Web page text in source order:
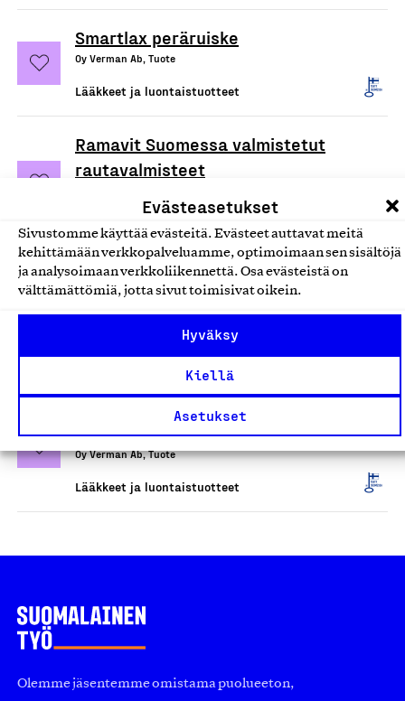
Evästeasetukset
Sivustomme käyttää evästeitä. Evästeet auttavat meitä
kehittämään verkkopalveluamme, optimoimaan sen sisältöjä
ja analysoimaan verkkoliikennettä. Osa evästeistä on
välttämättömiä, jotta sivut toimisivat oikein.
Hyväksy
Kiellä
Asetukset
Smartlax peräruiske
Oy Verman Ab, Tuote
Lääkkeet ja luontaistuotteet
Ramavit Suomessa valmistetut
rautavalmisteet
Dent Plus hammaskiillettä
vahvistavat valmisteet
Lääkkeet ja luontaistuotteet
Bioteekki Suomessa
valmistetut ravintolisät
Oy Verman Ab, Tuote
Lääkkeet ja luontaistuotteet
Olemme jäsentemme omistama puolueeton,